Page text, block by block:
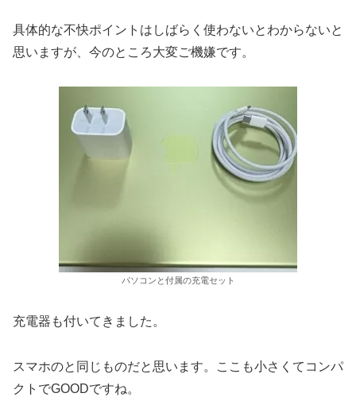
具体的な不快ポイントはしばらく使わないとわからないと
思いますが、今のところ大変ご機嫌です。
パソコンと付属の充電セット
充電器も付いてきました。
スマホのと同じものだと思います。ここも小さくてコンパ
クトでGOODですね。